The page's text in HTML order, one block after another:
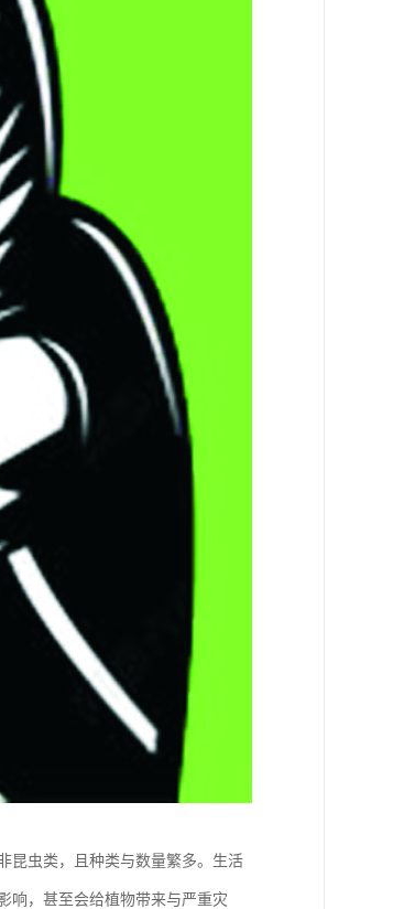
昆虫类，且种类与数量繁多。生活
响，甚至会给植物带来与严重灾